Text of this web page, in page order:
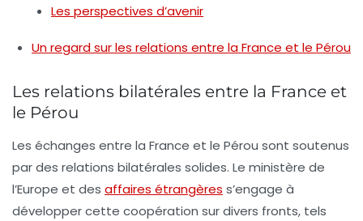
Les perspectives d’avenir
Un regard sur les relations entre la France et le Pérou
Les relations bilatérales entre la France et
le Pérou
Les échanges entre la France et le Pérou sont soutenus
par des relations bilatérales solides. Le ministère de
l’Europe et des affaires étrangères s’engage à
développer cette coopération sur divers fronts, tels